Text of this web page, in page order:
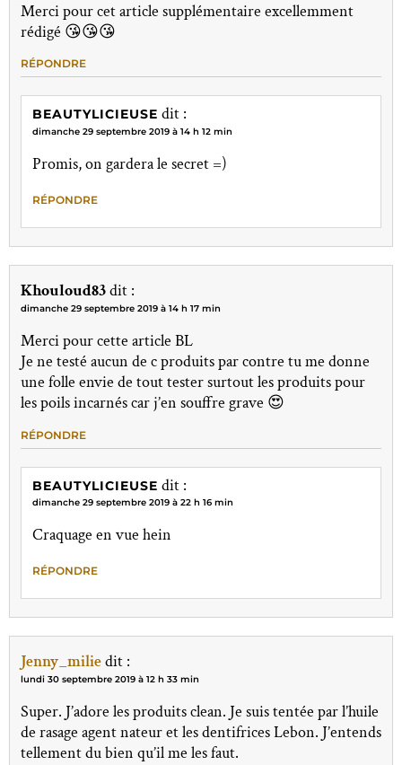
Merci pour cet article supplémentaire excellemment
rédigé 😘😘😘
RÉPONDRE
BEAUTYLICIEUSE dit :
dimanche 29 septembre 2019 à 14 h 12 min
Promis, on gardera le secret =)
RÉPONDRE
Khouloud83dit :
dimanche 29 septembre 2019 à 14 h 17 min
Merci pour cette article BL
Je ne testé aucun de c produits par contre tu me donne
une folle envie de tout tester surtout les produits pour
les poils incarnés car j’en souffre grave 😍
RÉPONDRE
BEAUTYLICIEUSE dit :
dimanche 29 septembre 2019 à 22 h 16 min
Craquage en vue hein
RÉPONDRE
Jenny_miliedit :
lundi 30 septembre 2019 à 12 h 33 min
Super. J’adore les produits clean. Je suis tentée par l’huile
de rasage agent nateur et les dentifrices Lebon. J’entends
tellement du bien qu’il me les faut.